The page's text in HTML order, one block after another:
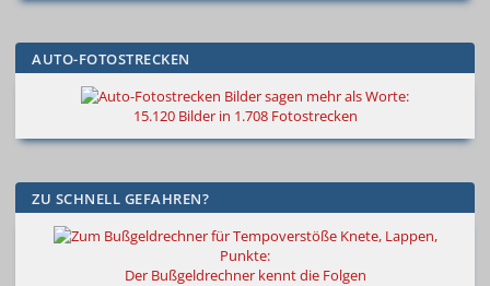
AUTO-FOTOSTRECKEN
Bilder sagen mehr als Worte:
15.120 Bilder in 1.708 Fotostrecken
ZU SCHNELL GEFAHREN?
Knete, Lappen,
Punkte:
Der Bußgeldrechner kennt die Folgen